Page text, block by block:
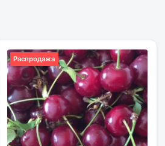
Распродажа